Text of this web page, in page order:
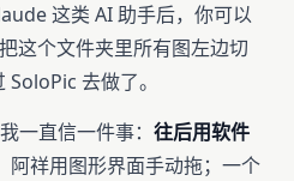
这类 AI 助手后，你可以
这个文件夹里所有图左边切
去做了。
一直信一件事： 往后用软件
阿祥用图形界面手动拖；一个